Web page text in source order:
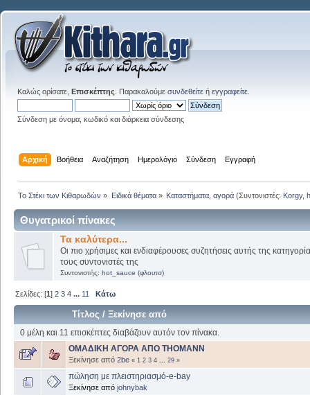
Καλώς ορίσατε, Επισκέπτης . Παρακαλούμε συνδεθείτε ή εγγραφείτε
Σύνδεση με όνομα, κωδικό και διάρκεια σύνδεσης
Αρχική Βοήθεια Αναζήτηση Ημερολόγιο Σύνδεση Εγγραφή
Το Στέκι των Κιθαρωδών » Ειδικά θέματα» Καταστήματα, αγορά(Συντονιστές: Korgy,
Θυγατρικοί πίνακες
Τα καλύτερα...
Οι πιο χρήσιμες και ενδιαφέρουσες συζητήσεις αυτής της
τους συντονιστές της
Συντονιστής: hot_sauce (φλουτσ)
Σελίδες: [1]2 3 4 ... 11 Κάτω
Τίτλος /Ξεκίνησε από
0 μέλη και 11 επισκέπτες διαβάζουν αυτόν τον πίνακα.
ΟΜΑΔΙΚΗ ΑΓΟΡΑ ΑΠΟ THOMANΝ
Ξεκίνησε από 2be « 1 2 3 4 ... 29 »
πώληση με πλειστηριασμό-e-bay
Ξεκίνησε από johnybak